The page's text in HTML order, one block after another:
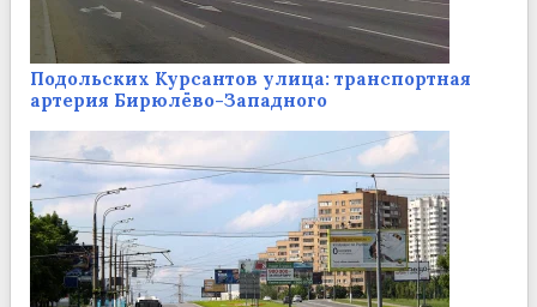
Подольских Курсантов улица: транспортная
артерия Бирюлёво-Западного